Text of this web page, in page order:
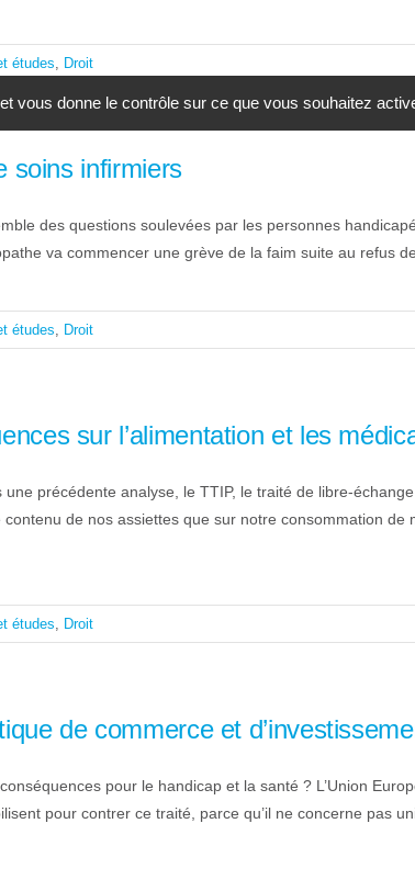
études, Droit
soins infirmiers
des questions soulevées par les personnes
va commencer une grève de la faim suite au refus
études, Droit
sur l’alimentation et les
précédente analyse, le TTIP, le traité de libre-
de nos assiettes que sur notre consommation
études, Droit
de commerce et
pour le handicap et la santé ? L’Union
pour contrer ce traité, parce qu’il ne concerne pas
vous donne le contrôle sur ce que vous souhaitez